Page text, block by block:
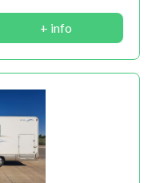
+ info